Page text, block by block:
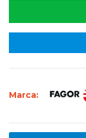
Marca: